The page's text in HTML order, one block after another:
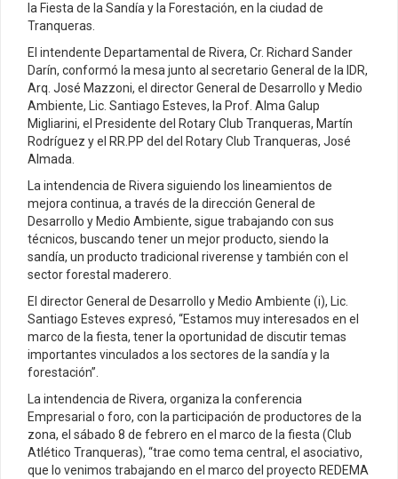
la Fiesta de la Sandía y la Forestación, en la ciudad de
Tranqueras.
El intendente Departamental de Rivera, Cr. Richard Sander
Darín, conformó la mesa junto al secretario General de la IDR,
Arq. José Mazzoni, el director General de Desarrollo y Medio
Ambiente, Lic. Santiago Esteves, la Prof. Alma Galup
Migliarini, el Presidente del Rotary Club Tranqueras, Martín
Rodríguez y el RR.PP del del Rotary Club Tranqueras, José
Almada.
La intendencia de Rivera siguiendo los lineamientos de
mejora continua, a través de la dirección General de
Desarrollo y Medio Ambiente, sigue trabajando con sus
técnicos, buscando tener un mejor producto, siendo la
sandía, un producto tradicional riverense y también con el
sector forestal maderero.
El director General de Desarrollo y Medio Ambiente (i), Lic.
Santiago Esteves expresó, “Estamos muy interesados en el
marco de la fiesta, tener la oportunidad de discutir temas
importantes vinculados a los sectores de la sandía y la
forestación”.
La intendencia de Rivera, organiza la conferencia
Empresarial o foro, con la participación de productores de la
zona, el sábado 8 de febrero en el marco de la fiesta (Club
Atlético Tranqueras), “trae como tema central, el asociativo,
que lo venimos trabajando en el marco del proyecto REDEMA